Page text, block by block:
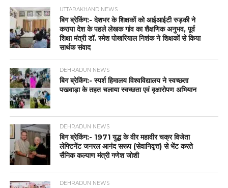
UTTARAKHAND NEWS
बिग ब्रेकिंग:- देशभर के शिक्षकों को आईआईटी रुड़की ने
कराया देश के पहले लेखक गांव का शैक्षणिक अनुभव, पूर्व
शिक्षा मंत्री डॉ. रमेश पोखरियाल निशंक ने शिक्षकों से किया
सार्थक संवाद
DEHRADUN NEWS
बिग ब्रेकिंग:- स्पर्श हिमालय विश्वविद्यालय ने स्वच्छता
पखवाड़ा के तहत चलाया स्वच्छता एवं वृक्षारोपण अभियान
DEHRADUN NEWS
बिग ब्रेकिंग:- 1971 युद्ध के वीर महावीर चक्र विजेता
लेफ्टिनेंट जनरल आनंद सरूप (सेवानिवृत्त) से भेंट करते
सैनिक कल्याण मंत्री गणेश जोशी
DEHRADUN NEWS